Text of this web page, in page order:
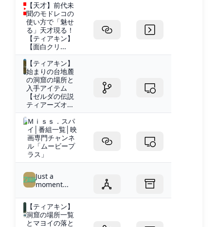
【天才】前代未
聞のモドレコの
使い方で「魅せ
る」天才現る！
【ティアキン】
【面白クリ...
【ティアキン】
始まりの台地麓
の洞窟の場所と
入手アイテム
【ゼルダの伝説
ティアーズオ...
Ｍｉｓｓ．スパ
イ│番組一覧│映
画専門チャンネ
ル「ムービープ
ラス」
Just a
moment...
【ティアキン】
洞窟の場所一覧
とマヨイの落と